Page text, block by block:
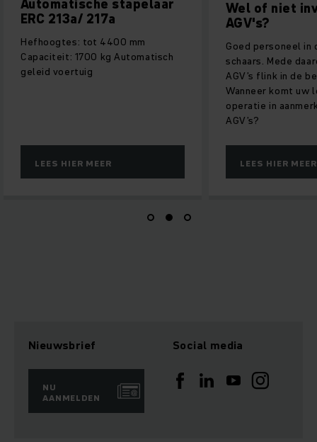
Automatische stapelaar
ERC 213a/ 217a
Hefhoogtes: tot 4400 mm
Capaciteit: 1700 kg Automatisch
geleid voertuig
LEES HIER MEER
Wel of niet
AGV's?
Goed personeel
schaars. Mede
AGV’s flink in de
Wanneer komt uw
operatie in
AGV’s?
LEES HIER MEER
Nieuwsbrief
NU
AANMELDEN
Social media